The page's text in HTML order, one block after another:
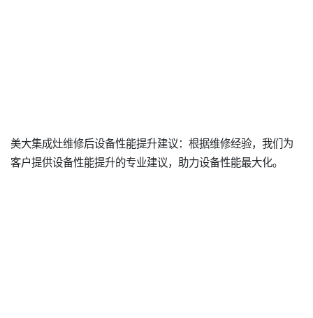
美大集成灶维修后设备性能提升建议：根据维修经验，我们为
客户提供设备性能提升的专业建议，助力设备性能最大化。